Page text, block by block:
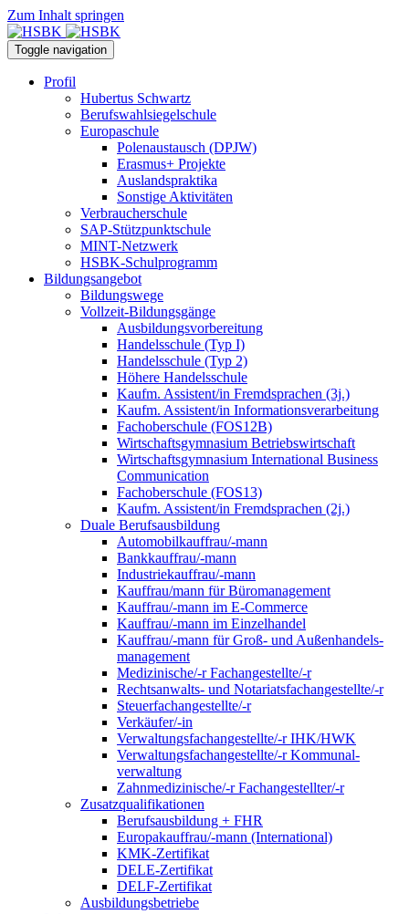
Zum Inhalt springen
Toggle navigation
Profil
Hubertus Schwartz
Berufswahlsiegelschule
Europaschule
Polenaustausch (DPJW)
Erasmus+ Projekte
Auslandspraktika
Sonstige Aktivitäten
Verbraucherschule
SAP-Stützpunktschule
MINT-Netzwerk
HSBK-Schulprogramm
Bildungsangebot
Bildungswege
Vollzeit-Bildungsgänge
Ausbildungsvorbereitung
Handelsschule (Typ I)
Handelsschule (Typ 2)
Höhere Handelsschule
Kaufm. Assistent/in­ Fremdsprachen (3j.)
Kaufm. Assistent/in Informationsverarbeitung
Fachoberschule (FOS12B)
Wirtschaftsgymnasium Betriebswirtschaft
Wirtschaftsgymnasium International Business
Communication
Fachoberschule (FOS13)
Kaufm. Assistent/in Fremdsprachen (2j.)
Duale Berufsausbildung
Automobilkauffrau/-mann
Bankkauffrau/-mann
Industriekauffrau/-mann
Kauffrau/mann für Büromanagement
Kauffrau/-mann im E-Commerce
Kauffrau/-mann im Einzelhandel
Kauffrau/-mann für Groß- und Außen­handels­
manage­ment
Medizinische/-r Fachangestellte/-r
Rechtsanwalts- und Notariatsfachangestellte/-r
Steuerfachangestellte/-r
Verkäufer/-in
Verwaltungs­fach­angestellte/-r IHK/HWK
Verwaltungsfach­angestellte/-r Kommunal­
verwaltung
Zahnmedizinische/-r Fachangestellter/-r
Zusatzqualifikationen
Berufsausbildung + FHR
Europakauffrau/-mann (International)
KMK-Zertifikat
DELE-Zertifikat
DELF-Zertifikat
Ausbildungsbetriebe